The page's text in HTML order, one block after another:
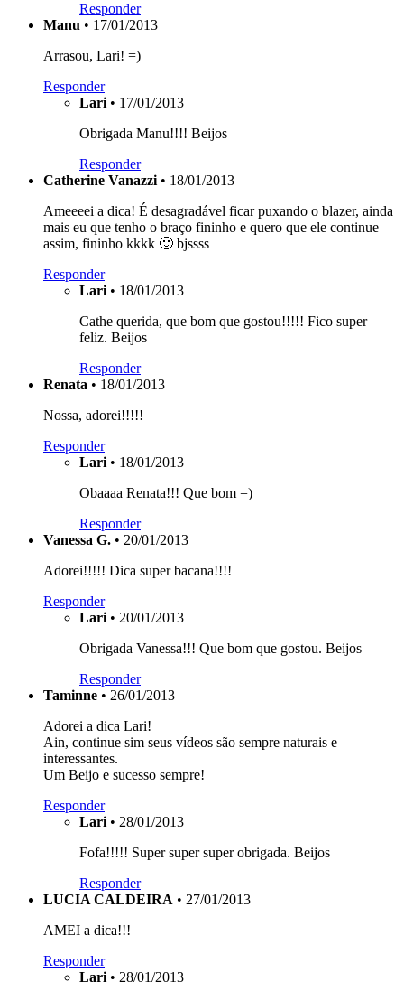
Responder
Manu • 17/01/2013
Arrasou, Lari! =)
Responder
Lari • 17/01/2013
Obrigada Manu!!!! Beijos
Responder
Catherine Vanazzi • 18/01/2013
Ameeeei a dica! É desagradável ficar puxando o blazer, ainda
mais eu que tenho o braço fininho e quero que ele continue
assim, fininho kkkk 🙂 bjssss
Responder
Lari • 18/01/2013
Cathe querida, que bom que gostou!!!!! Fico super
feliz. Beijos
Responder
Renata • 18/01/2013
Nossa, adorei!!!!!
Responder
Lari • 18/01/2013
Obaaaa Renata!!! Que bom =)
Responder
Vanessa G. • 20/01/2013
Adorei!!!!! Dica super bacana!!!!
Responder
Lari • 20/01/2013
Obrigada Vanessa!!! Que bom que gostou. Beijos
Responder
Taminne • 26/01/2013
Adorei a dica Lari!
Ain, continue sim seus vídeos são sempre naturais e
interessantes.
Um Beijo e sucesso sempre!
Responder
Lari • 28/01/2013
Fofa!!!!! Super super super obrigada. Beijos
Responder
LUCIA CALDEIRA • 27/01/2013
AMEI a dica!!!
Responder
Lari • 28/01/2013